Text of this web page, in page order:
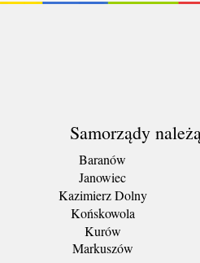
Samorządy
Baranów
Janowiec
Kazimierz Dolny
Końskowola
Kurów
Markuszów